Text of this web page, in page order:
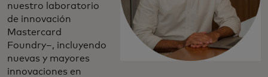
nuestro laboratorio
de innovación
Mastercard
Foundry–, incluyendo
nuevas y mayores
innovaciones en